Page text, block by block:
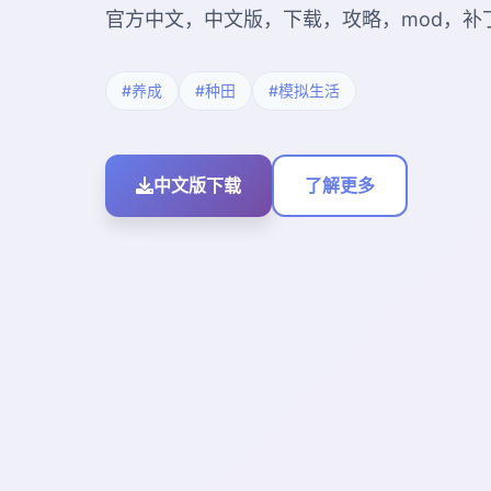
官方中文，中文版，下载，攻略，mod，补
#养成 #种田 #模拟生活
中文版下载 了解更多